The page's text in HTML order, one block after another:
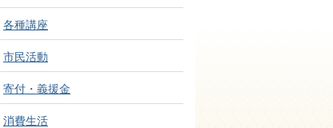
各種講座
市民活動
寄付・義援金
消費生活